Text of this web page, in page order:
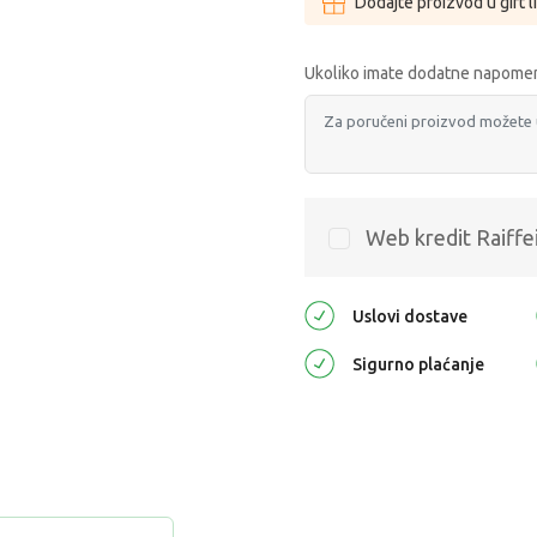
Ukoliko imate dodatne
Web kredit
Uslovi dostave
Sigurno plaćanje